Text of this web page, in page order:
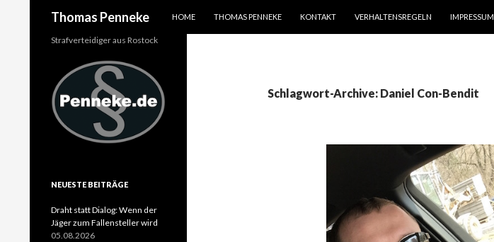
Thomas Penneke
HOME
THOMAS PENNEKE KONTAKT VERHALTENSREGELN IMPRESSUM
Schlagwort-Archive: Daniel Con-Bendit
Strafverteidiger aus Rostock
NEUESTE BEITRÄGE
Draht statt Dialog: Wenn der
Jäger zum Fallensteller wird
05.08.2026